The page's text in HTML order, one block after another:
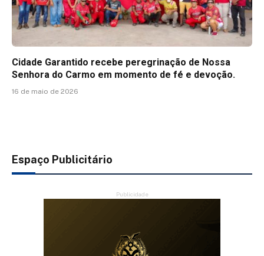
Cidade Garantido recebe peregrinação de Nossa
Senhora do Carmo em momento de fé e devoção.
16 de maio de 2026
Espaço Publicitário
Publicidade